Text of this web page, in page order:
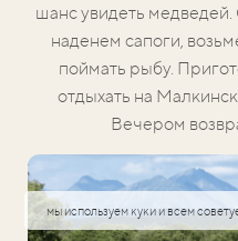
шанс увидеть
наденем сапоги,
поймать рыбу.
отдыхать на
Вечером
мы используем куки и всем